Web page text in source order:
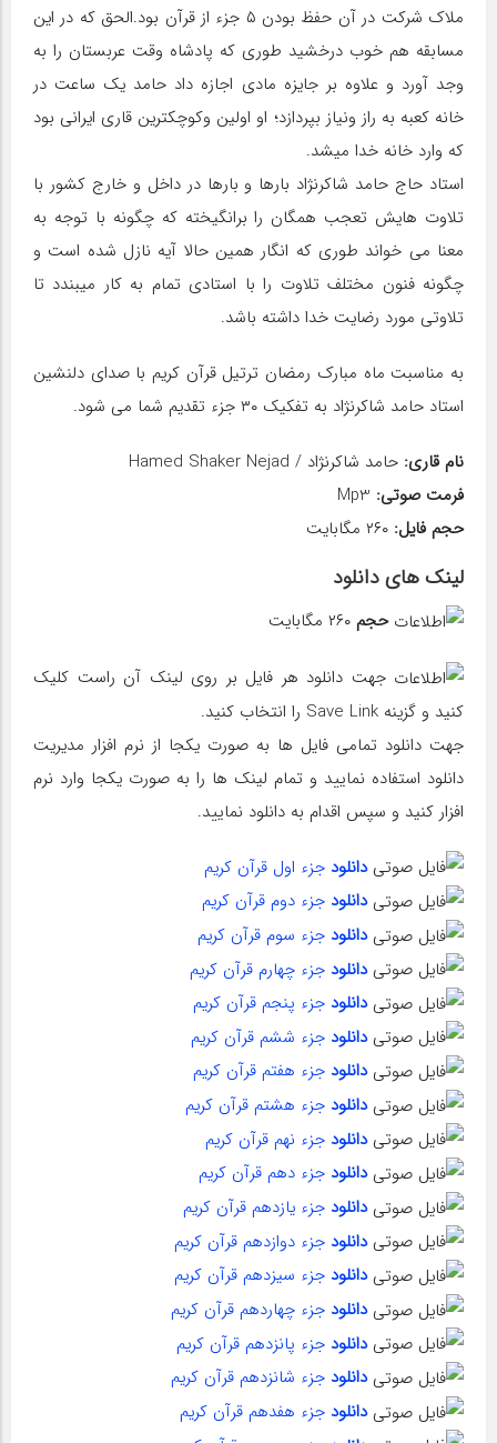
ملاک شرکت در آن حفظ بودن ۵ جزء از قرآن بود.الحق که در این
مسابقه هم خوب درخشید طوری که پادشاه وقت عربستان را به
وجد آورد و علاوه بر جایزه مادی اجازه داد حامد یک ساعت در
خانه کعبه به راز ونیاز بپردازد؛ او اولین وکوچکترین قاری ایرانی بود
که وارد خانه خدا میشد.
استاد حاج حامد شاکرنژاد بارها و بارها در داخل و خارج کشور با
تلاوت هایش تعجب همگان را برانگیخته که چگونه با توجه به
معنا می خواند طوری که انگار همین حالا آیه نازل شده است و
چگونه فنون مختلف تلاوت را با استادی تمام به کار میبندد تا
تلاوتی مورد رضایت خدا داشته باشد.
به مناسبت ماه مبارک رمضان ترتیل قرآن کریم با صدای دلنشین
استاد حامد شاکرنژاد به تفکیک ۳۰ جزء تقدیم شما می شود.
نام قاری: حامد شاکرنژاد / Hamed Shaker Nejad
فرمت صوتی:
حجم فایل:
لینک های دانلود
حجم
جهت دانلود هر فایل بر روی لینک آن راست کلیک
کنید و گزینه Save Link را انتخاب کنید.
جهت دانلود تمامی فایل ها به صورت یکجا از نرم افزار مدیریت
دانلود استفاده نمایید و تمام لینک ها را به صورت یکجا وارد نرم
افزار کنید و سپس اقدام به دانلود نمایید.
دانلود جزء اول قرآن کریم
دانلود جزء دوم قرآن کریم
دانلود جزء سوم قرآن کریم
دانلود جزء چهارم قرآن کریم
دانلود جزء پنجم قرآن کریم
دانلود جزء ششم قرآن کریم
دانلود جزء هفتم قرآن کریم
دانلود جزء هشتم قرآن کریم
دانلود جزء نهم قرآن کریم
دانلود جزء دهم قرآن کریم
دانلود جزء یازدهم قرآن کریم
دانلود جزء دوازدهم قرآن کریم
دانلود جزء سیزدهم قرآن کریم
دانلود جزء چهاردهم قرآن کریم
دانلود جزء پانزدهم قرآن کریم
دانلود جزء شانزدهم قرآن کریم
دانلود جزء هفدهم قرآن کریم